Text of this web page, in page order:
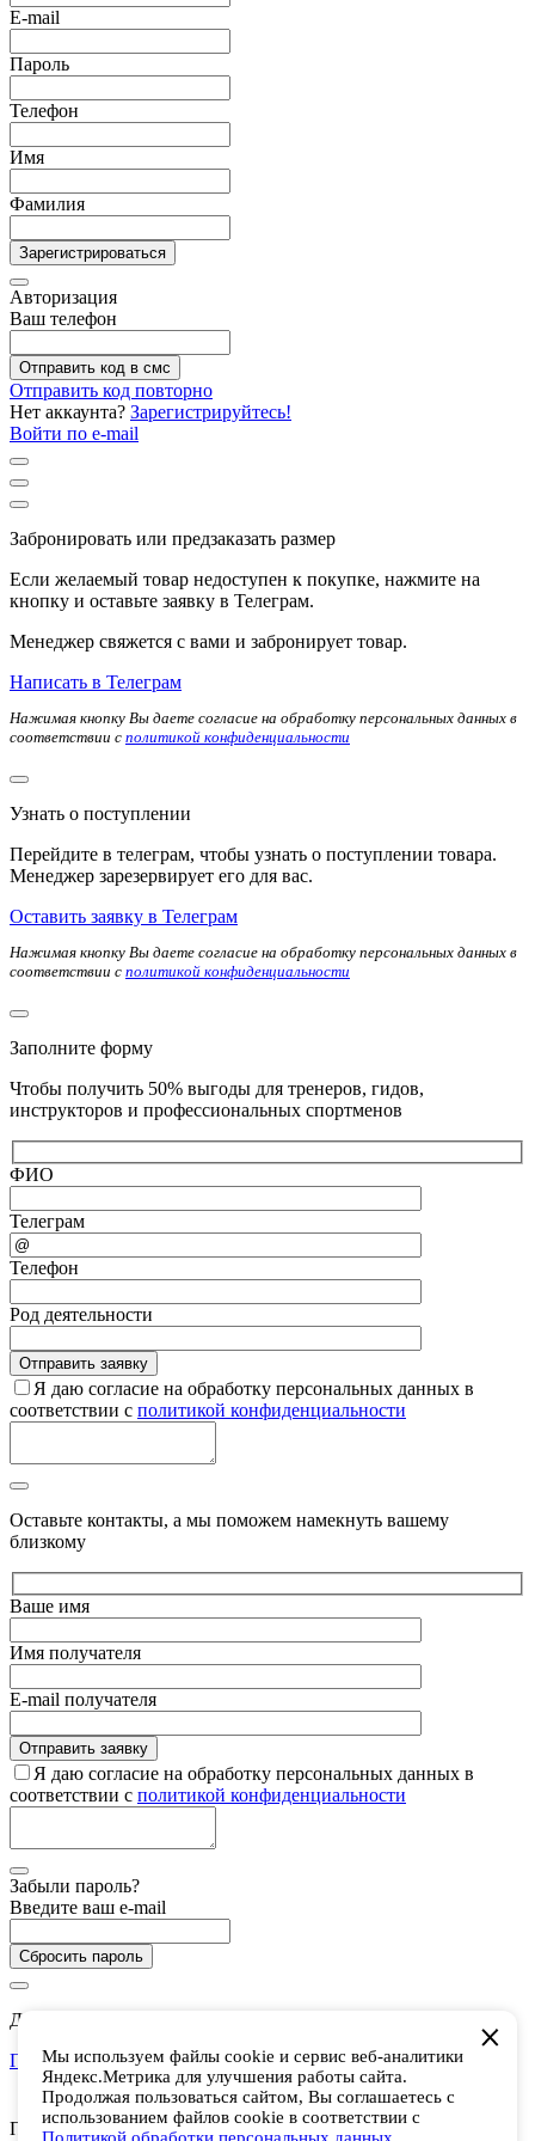
E-mail
Пароль
Телефон
Имя
Фамилия
Зарегистрироваться
Авторизация
Ваш телефон
Отправить код в смс
Отправить код повторно
Нет аккаунта? Зарегистрируйтесь!
Войти по e-mail
Забронировать или предзаказать размер
Если желаемый товар недоступен к покупке, нажмите на
кнопку и оставьте заявку в Телеграм.
Менеджер свяжется с вами и забронирует товар.
Написать в Телеграм
Нажимая кнопку Вы даете согласие на обработку персональных данных в
соответствии с политикой конфиденциальности
Узнать о поступлении
Перейдите в телеграм, чтобы узнать о поступлении товара.
Менеджер зарезервирует его для вас.
Оставить заявку в Телеграм
Нажимая кнопку Вы даете согласие на обработку персональных данных в
соответствии с политикой конфиденциальности
Заполните форму
Чтобы получить 50% выгоды для тренеров, гидов,
инструкторов и профессиональных спортменов
ФИО
Телеграм
Телефон
Род деятельности
Я даю согласие на обработку персональных данных в
соответствии с политикой конфиденциальности
Оставьте контакты, а мы поможем намекнуть вашему
близкому
Ваше имя
Имя получателя
E-mail получателя
Я даю согласие на обработку персональных данных в
соответствии с политикой конфиденциальности
Забыли пароль?
Введите ваш e-mail
Сбросить пароль
Дарим 5 000 баллов на покупки в CHUKCHA
Присоединиться
Есть аккаунт? Войти
Присоединяйтесь к программе лояльности и получайте 5 000
Мы используем файлы cookie и сервис веб-аналитики
Яндекс.Метрика для улучшения работы сайта.
Продолжая пользоваться сайтом, Вы соглашаетесь с
использованием файлов cookie в соответствии с